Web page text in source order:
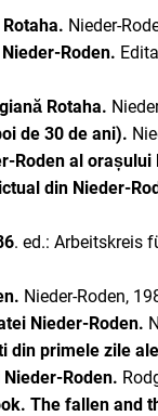
Nieder-
Roden.
Rotaha.
de 30 de ani).
Roden al orașului
din Nieder-
. ed.: Arbeitskreis
Nieder-Roden,
Nieder-Roden.
din primele zile
Roden.
The fallen and